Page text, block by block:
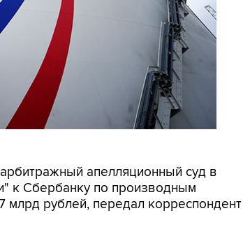
апелляционный суд в
к Сбербанку по производным
млрд рублей, передал корреспондент